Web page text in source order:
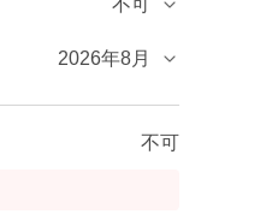
2026年8月
不可